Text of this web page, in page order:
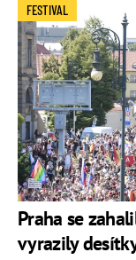
Praha se
vyrazily
FESTIVAL